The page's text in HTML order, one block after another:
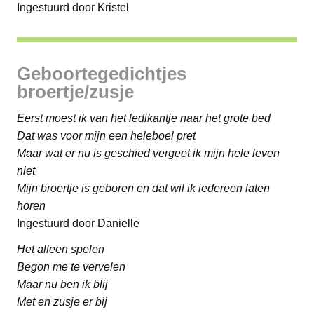
Ingestuurd door Kristel
Geboortegedichtjes
broertje/zusje
Eerst moest ik van het ledikantje naar het grote bed
Dat was voor mijn een heleboel pret
Maar wat er nu is geschied vergeet ik mijn hele leven
niet
Mijn broertje is geboren en dat wil ik iedereen laten
horen
Ingestuurd door Danielle
Het alleen spelen
Begon me te vervelen
Maar nu ben ik blij
Met en zusje er bij